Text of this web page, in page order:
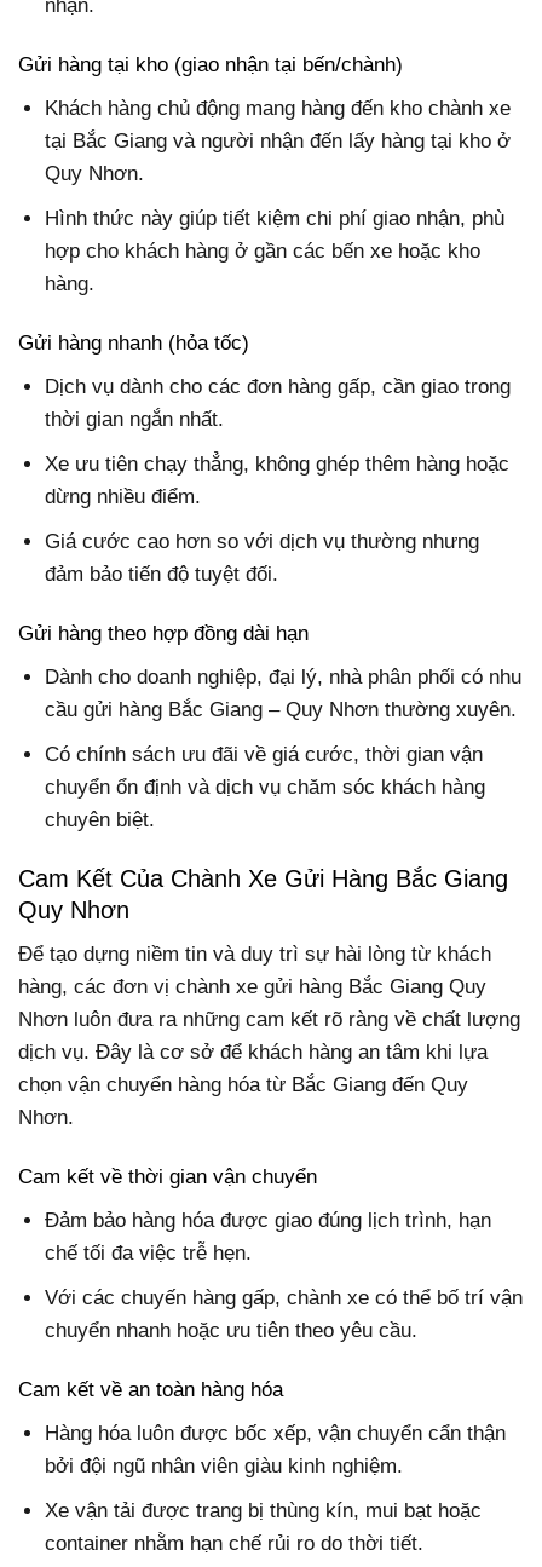
nhận.
Gửi hàng tại kho (giao nhận tại bến/chành)
Khách hàng chủ động mang hàng đến kho chành xe
tại Bắc Giang và người nhận đến lấy hàng tại kho ở
Quy Nhơn.
Hình thức này giúp tiết kiệm chi phí giao nhận, phù
hợp cho khách hàng ở gần các bến xe hoặc kho
hàng.
Gửi hàng nhanh (hỏa tốc)
Dịch vụ dành cho các đơn hàng gấp, cần giao trong
thời gian ngắn nhất.
Xe ưu tiên chạy thẳng, không ghép thêm hàng hoặc
dừng nhiều điểm.
Giá cước cao hơn so với dịch vụ thường nhưng
đảm bảo tiến độ tuyệt đối.
Gửi hàng theo hợp đồng dài hạn
Dành cho doanh nghiệp, đại lý, nhà phân phối có nhu
cầu gửi hàng Bắc Giang – Quy Nhơn thường xuyên.
Có chính sách ưu đãi về giá cước, thời gian vận
chuyển ổn định và dịch vụ chăm sóc khách hàng
chuyên biệt.
Cam Kết Của Chành Xe Gửi Hàng Bắc Giang
Quy Nhơn
Để tạo dựng niềm tin và duy trì sự hài lòng từ khách
hàng, các đơn vị chành xe gửi hàng Bắc Giang Quy
Nhơn luôn đưa ra những cam kết rõ ràng về chất lượng
dịch vụ. Đây là cơ sở để khách hàng an tâm khi lựa
chọn vận chuyển hàng hóa từ Bắc Giang đến Quy
Nhơn.
Cam kết về thời gian vận chuyển
Đảm bảo hàng hóa được giao đúng lịch trình, hạn
chế tối đa việc trễ hẹn.
Với các chuyến hàng gấp, chành xe có thể bố trí vận
chuyển nhanh hoặc ưu tiên theo yêu cầu.
Cam kết về an toàn hàng hóa
Hàng hóa luôn được bốc xếp, vận chuyển cẩn thận
bởi đội ngũ nhân viên giàu kinh nghiệm.
Xe vận tải được trang bị thùng kín, mui bạt hoặc
container nhằm hạn chế rủi ro do thời tiết.